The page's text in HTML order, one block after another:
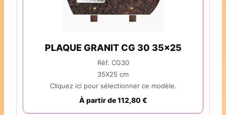
PLAQUE GRANIT CG 30 35x25
Réf. CG30
35X25 cm
Cliquez ici pour sélectionner ce modèle.
À partir de 112,80 €